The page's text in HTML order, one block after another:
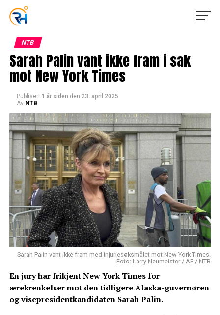
NTB
Sarah Palin vant ikke fram i sak
mot New York Times
Publisert 1 år siden den 23. april 2025
Av NTB
Sarah Palin vant ikke fram med injuriesøksmålet mot New York Times.
Foto: Larry Neumeister / AP / NTB
En jury har frikjent New York Times for
ærekrenkelser mot den tidligere Alaska-guvernøren
og visepresidentkandidaten Sarah Palin.